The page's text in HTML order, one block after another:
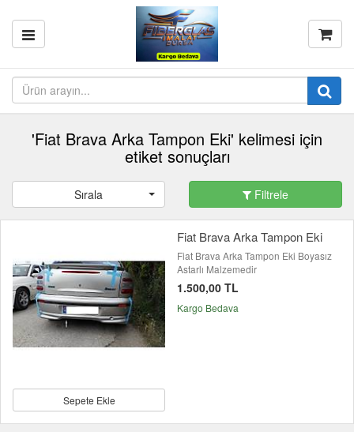
'Fiat Brava Arka Tampon Eki' kelimesi için
etiket sonuçları
Sırala Filtrele
Sepete Ekle
Fiat Brava Arka Tampon Eki
Fiat Brava Arka Tampon Eki Boyasız
Astarlı Malzemedir
1.500,00 TL
Kargo Bedava